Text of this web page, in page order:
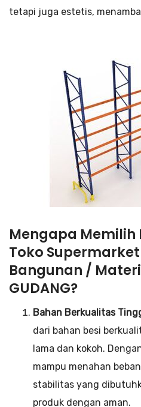
tetapi juga estetis,
Mengapa Memilih
Toko
Bangunan /
GUDANG?
Bahan Berkualitas
dari bahan besi
lama dan kokoh.
mampu menahan
stabilitas yang
produk dengan aman.